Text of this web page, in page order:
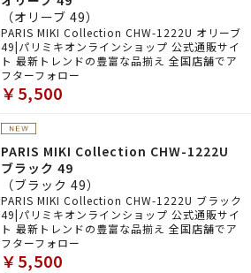
（オリーブ 49）
PARIS MIKI Collection CHW-1222U オリーブ
49|パリミキオンラインショップ 公式通販サイ
ト 最新トレンドの豊富な品揃え 全国店舗でア
フターフォロー
￥5,500
PARIS MIKI Collection CHW-1222U
ブラック 49
（ブラック 49）
PARIS MIKI Collection CHW-1222U ブラック
49|パリミキオンラインショップ 公式通販サイ
ト 最新トレンドの豊富な品揃え 全国店舗でア
フターフォロー
￥5,500